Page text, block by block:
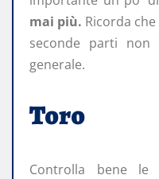
mai più. Ricorda
seconde parti
generale.
Toro
Controlla bene